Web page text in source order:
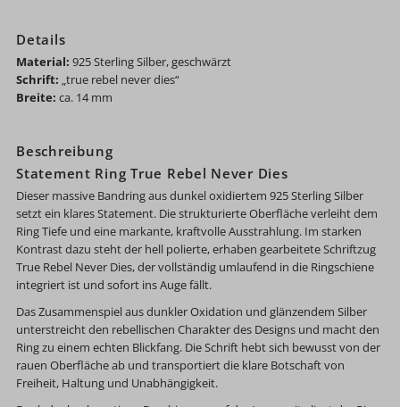
Details
Material: 925 Sterling Silber, geschwärzt
Schrift: „true rebel never dies“
Breite: ca. 14 mm
Beschreibung
Statement Ring True Rebel Never Dies
Dieser massive Bandring aus dunkel oxidiertem 925 Sterling Silber
setzt ein klares Statement. Die strukturierte Oberfläche verleiht dem
Ring Tiefe und eine markante, kraftvolle Ausstrahlung. Im starken
Kontrast dazu steht der hell polierte, erhaben gearbeitete Schriftzug
True Rebel Never Dies, der vollständig umlaufend in die Ringschiene
integriert ist und sofort ins Auge fällt.
Das Zusammenspiel aus dunkler Oxidation und glänzendem Silber
unterstreicht den rebellischen Charakter des Designs und macht den
Ring zu einem echten Blickfang. Die Schrift hebt sich bewusst von der
rauen Oberfläche ab und transportiert die klare Botschaft von
Freiheit, Haltung und Unabhängigkeit.